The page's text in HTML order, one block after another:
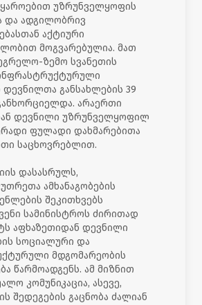
უზრუნველყოფის
და ადგილობრივ
აქტიური
მოგვარებულია. მათ
ზემო სვანეთის
განსახლების 39
არაერთი
დევნილი უზრუნველყოფილ
ფულადი დახმარებითა
საცხოვრებლით.
დასასრულს,
ამხანაგობების
შეკითხვებს
სამინისტროს ძირითად
აფხაზეთიდან დევნილი
სოციალური და
მდგომარეობის
წარმოადგენს. ამ მიზნით
კომუნიკაცია, ასევე,
შედეგების გაცნობა ძალიან